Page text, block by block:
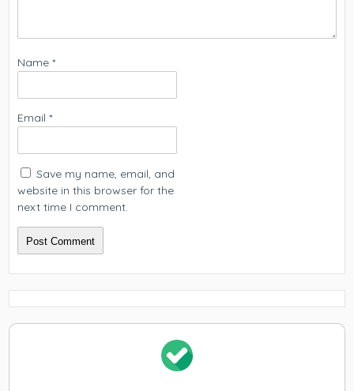
Name*
Email*
Save my name, email, and
website in this browser for the
next time I comment.